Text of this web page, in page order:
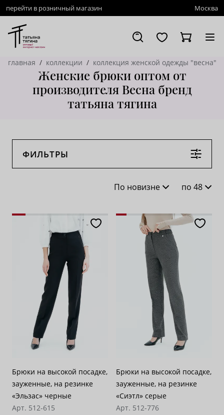
перейти в розничный магазин Москва
главная коллекции коллекция женской одежды "весна"
Женские брюки оптом от
производителя Весна бренд
татьяна тягина
ФИЛЬТРЫ
По новизне
По популярности
По возрастанию цены
По убыванию цены
по 48
28
Брюки на высокой посадке,
зауженные, на резинке
«Эльзас» черные
Арт. 512-615
Брюки на высокой посадке,
зауженные, на резинке
«Сиэтл» серые
Арт. 512-776